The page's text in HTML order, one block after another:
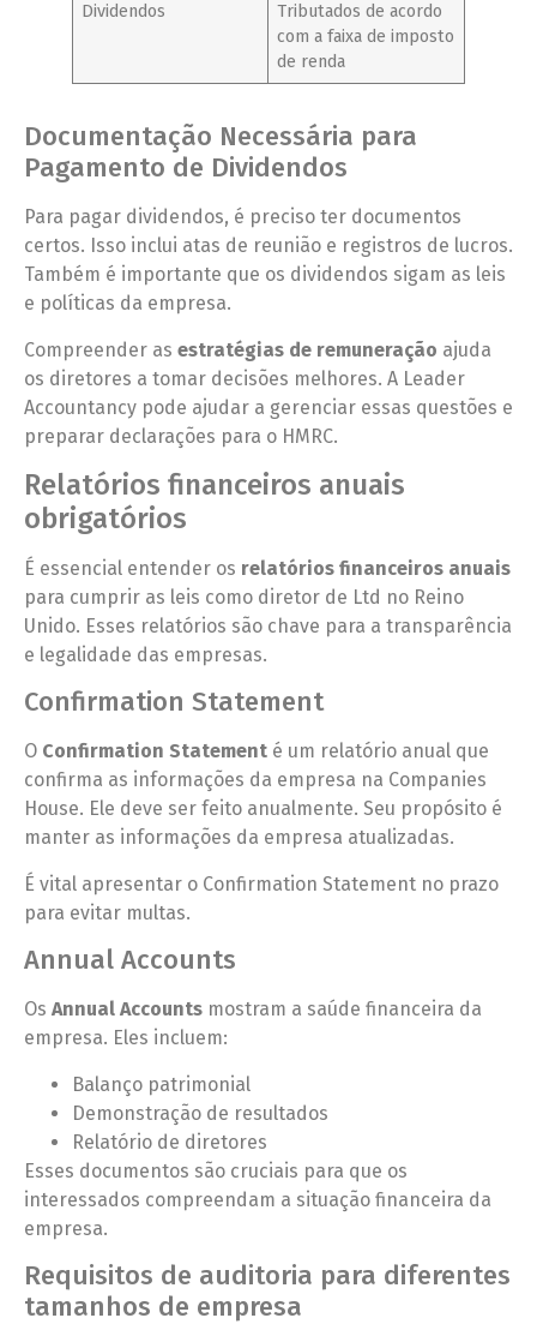
Dividendos
Tributados de acordo
com a faixa de imposto
de renda
Documentação Necessária para
Pagamento de Dividendos
Para pagar dividendos, é preciso ter documentos
certos. Isso inclui atas de reunião e registros de lucros.
Também é importante que os dividendos sigam as leis
e políticas da empresa.
Compreender as estratégias de remuneração ajuda
os diretores a tomar decisões melhores. A Leader
Accountancy pode ajudar a gerenciar essas questões e
preparar declarações para o HMRC.
Relatórios financeiros anuais
obrigatórios
É essencial entender os relatórios financeiros anuais
para cumprir as leis como diretor de Ltd no Reino
Unido. Esses relatórios são chave para a transparência
e legalidade das empresas.
Confirmation Statement
O Confirmation Statement é um relatório anual que
confirma as informações da empresa na Companies
House. Ele deve ser feito anualmente. Seu propósito é
manter as informações da empresa atualizadas.
É vital apresentar o Confirmation Statement no prazo
para evitar multas.
Annual Accounts
Os Annual Accounts mostram a saúde financeira da
empresa. Eles incluem:
Balanço patrimonial
Demonstração de resultados
Relatório de diretores
Esses documentos são cruciais para que os
interessados compreendam a situação financeira da
empresa.
Requisitos de auditoria para diferentes
tamanhos de empresa